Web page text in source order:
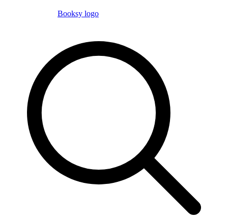
Booksy logo